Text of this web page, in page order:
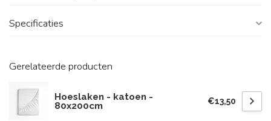
Specificaties
Gerelateerde producten
Hoeslaken - katoen -
80x200cm
€13,50